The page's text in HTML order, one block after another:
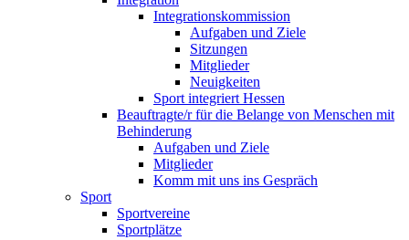
Integrationskommission
Aufgaben und Ziele
Sitzungen
Mitglieder
Neuigkeiten
Sport integriert Hessen
Beauftragte/r für die Belange von Menschen mit
Behinderung
Aufgaben und Ziele
Mitglieder
Komm mit uns ins Gespräch
Sport
Sportvereine
Sportplätze